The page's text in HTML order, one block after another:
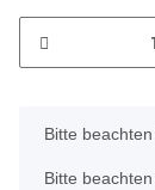
x
Bitte
Bitte